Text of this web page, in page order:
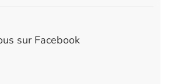
sur Facebook